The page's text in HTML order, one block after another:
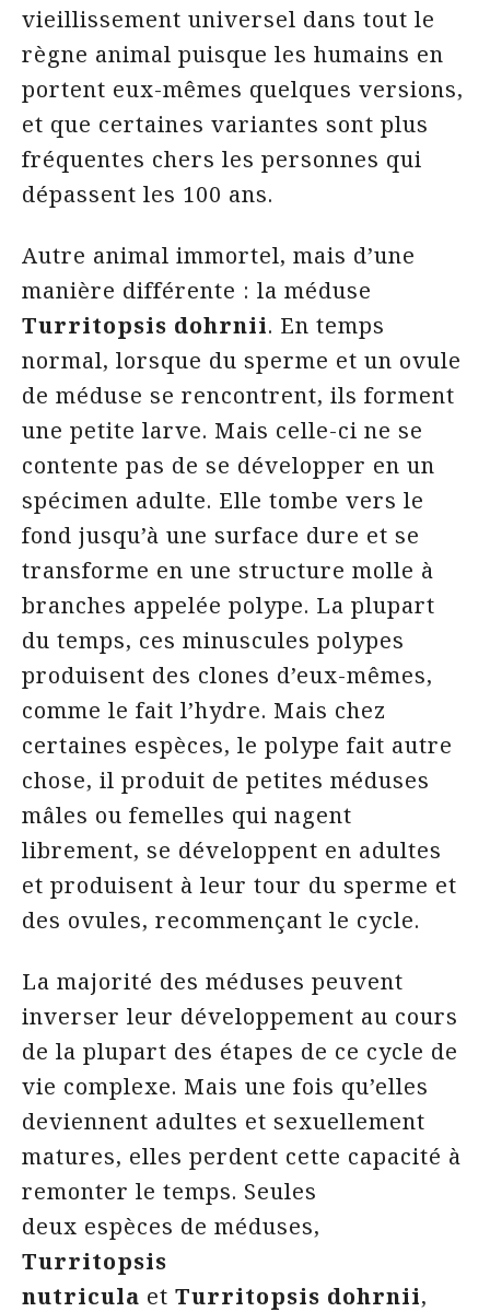
vieillissement universel dans tout le
règne animal puisque les humains en
portent eux-mêmes quelques versions,
et que certaines variantes sont plus
fréquentes chers les personnes qui
dépassent les 100 ans.
Autre animal immortel, mais d’une
manière différente : la méduse
Turritopsis dohrnii. En temps
normal, lorsque du sperme et un ovule
de méduse se rencontrent, ils forment
une petite larve. Mais celle-ci ne se
contente pas de se développer en un
spécimen adulte. Elle tombe vers le
fond jusqu’à une surface dure et se
transforme en une structure molle à
branches appelée polype. La plupart
du temps, ces minuscules polypes
produisent des clones d’eux-mêmes,
comme le fait l’hydre. Mais chez
certaines espèces, le polype fait autre
chose, il produit de petites méduses
mâles ou femelles qui nagent
librement, se développent en adultes
et produisent à leur tour du sperme et
des ovules, recommençant le cycle.
La majorité des méduses peuvent
inverser leur développement au cours
de la plupart des étapes de ce cycle de
vie complexe. Mais une fois qu’elles
deviennent adultes et sexuellement
matures, elles perdent cette capacité à
remonter le temps. Seules
deux espèces de méduses,
Turritopsis
nutricula et Turritopsis dohrnii,